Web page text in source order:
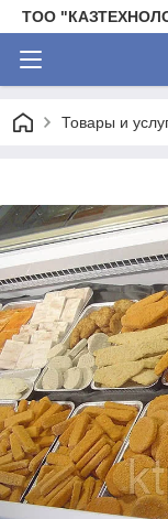
ТОО
Товары и